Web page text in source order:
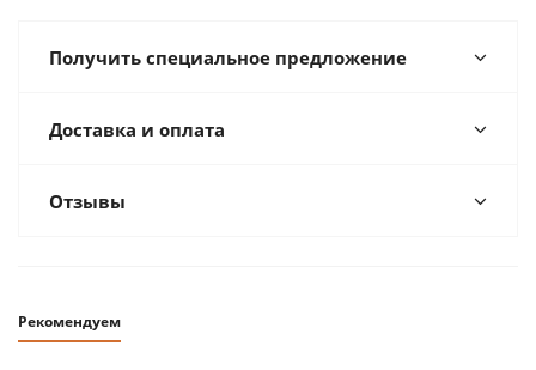
Получить специальное предложение
Доставка и оплата
Отзывы
Рекомендуем